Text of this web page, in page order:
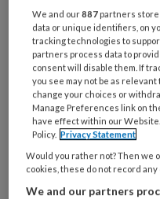
Wat
is
je
e-
mailadres?
* *
Kies
je
wachtwoord* *
je
functie
We and our887 partners store
data or unique identifiers, on
tracking technologies to
partners process data to
consent will disable them. If
you see may not be as
change your choices or
Manage Preferences link on
have effect within our
Policy. Privacy Statement
Would you rather not? Then we
cookies, these do not record any
We and our partners